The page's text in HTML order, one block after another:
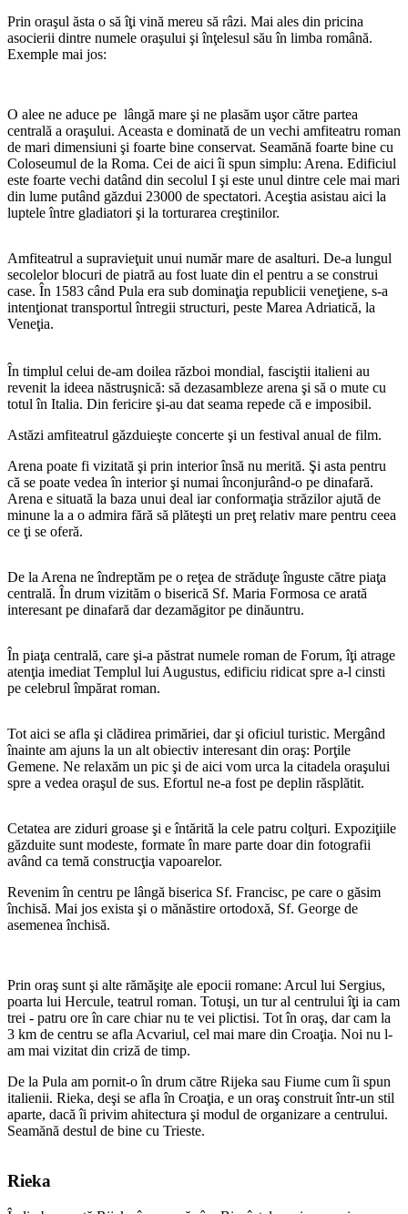
Prin oraşul ăsta o să îţi vină mereu să râzi. Mai ales din pricina
asocierii dintre numele oraşului şi înţelesul său în limba română.
Exemple mai jos:
O alee ne aduce pe lângă mare şi ne plasăm uşor către partea
centrală a oraşului. Aceasta e dominată de un vechi amfiteatru roman
de mari dimensiuni şi foarte bine conservat. Seamănă foarte bine cu
Coloseumul de la Roma. Cei de aici îi spun simplu: Arena. Edificiul
este foarte vechi datând din secolul I şi este unul dintre cele mai mari
din lume putând găzdui 23000 de spectatori. Aceştia asistau aici la
luptele între gladiatori şi la torturarea creştinilor.
Amfiteatrul a supravieţuit unui număr mare de asalturi. De-a lungul
secolelor blocuri de piatră au fost luate din el pentru a se construi
case. În 1583 când Pula era sub dominaţia republicii veneţiene, s-a
intenţionat transportul întregii structuri, peste Marea Adriatică, la
Veneţia.
În timplul celui de-am doilea război mondial, fasciştii italieni au
revenit la ideea năstruşnică: să dezasambleze arena şi să o mute cu
totul în Italia. Din fericire şi-au dat seama repede că e imposibil.
Astăzi amfiteatrul găzduieşte concerte şi un festival anual de film.
Arena poate fi vizitată şi prin interior însă nu merită. Şi asta pentru
că se poate vedea în interior şi numai înconjurând-o pe dinafară.
Arena e situată la baza unui deal iar conformaţia străzilor ajută de
minune la a o admira fără să plăteşti un preţ relativ mare pentru ceea
ce ţi se oferă.
De la Arena ne îndreptăm pe o reţea de străduţe înguste către piaţa
centrală. În drum vizităm o biserică Sf. Maria Formosa ce arată
interesant pe dinafară dar dezamăgitor pe dinăuntru.
În piaţa centrală, care şi-a păstrat numele roman de Forum, îţi atrage
atenţia imediat Templul lui Augustus, edificiu ridicat spre a-l cinsti
pe celebrul împărat roman.
Tot aici se afla şi clădirea primăriei, dar şi oficiul turistic. Mergând
înainte am ajuns la un alt obiectiv interesant din oraş: Porţile
Gemene. Ne relaxăm un pic şi de aici vom urca la citadela oraşului
spre a vedea oraşul de sus. Efortul ne-a fost pe deplin răsplătit.
Cetatea are ziduri groase şi e întărită la cele patru colţuri. Expoziţiile
găzduite sunt modeste, formate în mare parte doar din fotografii
având ca temă construcţia vapoarelor.
Revenim în centru pe lângă biserica Sf. Francisc, pe care o găsim
închisă. Mai jos exista şi o mănăstire ortodoxă, Sf. George de
asemenea închisă.
Prin oraş sunt şi alte rămăşiţe ale epocii romane: Arcul lui Sergius,
poarta lui Hercule, teatrul roman. Totuşi, un tur al centrului îţi ia cam
trei - patru ore în care chiar nu te vei plictisi. Tot în oraş, dar cam la
3 km de centru se afla Acvariul, cel mai mare din Croaţia. Noi nu l-
am mai vizitat din criză de timp.
De la Pula am pornit-o în drum către Rijeka sau Fiume cum îi spun
italienii. Rieka, deşi se afla în Croaţia, e un oraş construit într-un stil
aparte, dacă îi privim ahitectura şi modul de organizare a centrului.
Seamănă destul de bine cu Trieste.
Rieka